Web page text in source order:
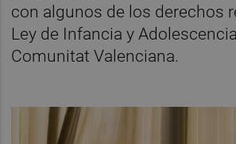
con algunos de los derechos
Ley de Infancia y
Comunitat Valenciana.